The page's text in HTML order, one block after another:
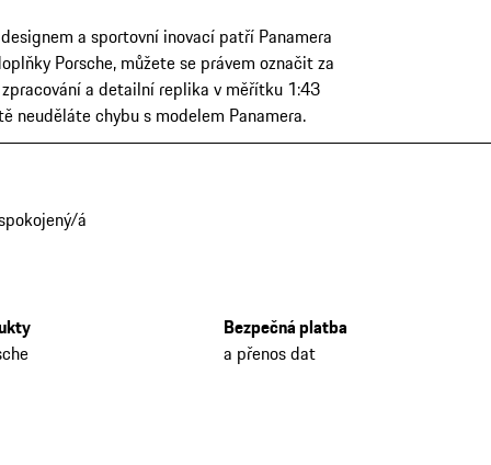
a sportovní inovací patří Panamera
Porsche, můžete se právem označit za
a detailní replika v měřítku 1:43
neuděláte chybu s modelem Panamera.
á
Bezpečná platba
a přenos dat